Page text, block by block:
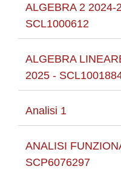
ALGEBRA 2 2024-
SCL1000612
ALGEBRA
2025 -
Analisi 1
ANALISI
SCP6076297